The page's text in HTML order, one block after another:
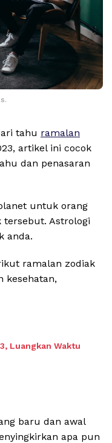
tahu ramalan
artikel ini cocok
dan penasaran
untuk orang
tersebut. Astrologi
anda.
ramalan zodiak
kesehatan,
Luangkan Waktu
baru dan awal
apa pun